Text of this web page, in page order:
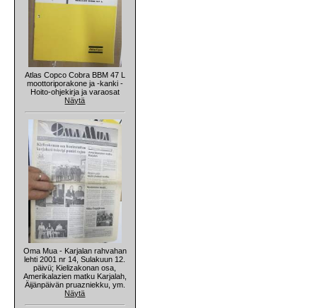
Atlas Copco Cobra BBM 47 L
moottoriporakone ja -kanki -
Hoito-ohjekirja ja varaosat
Näytä
Oma Mua - Karjalan rahvahan
lehti 2001 nr 14, Sulakuun 12.
päivü; Kielizakonan osa,
Amerikalazien matku Karjalah,
Äijänpäivän pruazniekku, ym.
Näytä